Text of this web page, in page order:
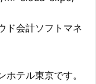
ド会計ソフトマネ
テル東京です。